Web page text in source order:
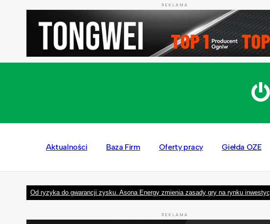
REKLAMA
Aktualności Baza Firm Oferty pracy Giełda OZE
Od ryzyka do gwarancji zysku. Asona Energy zmienia zasady gry na rynku
REKLAMA